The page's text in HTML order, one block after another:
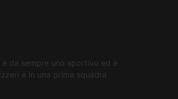
da sempre uno sportivo ed è
e in una prima squadra